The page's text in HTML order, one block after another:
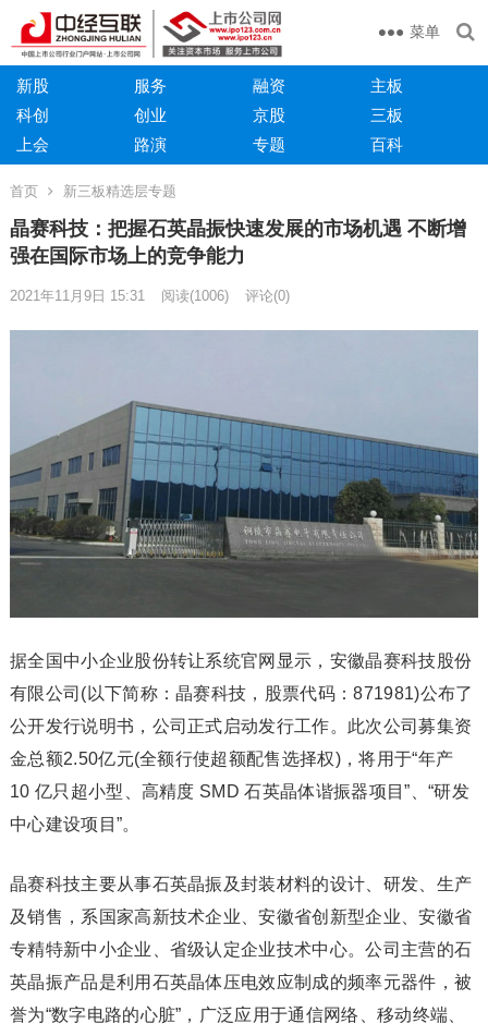
菜单
新股 服务 融资
主板
科创
创业 京股
三板
上会
路演 专题 百科
首页 新三板精选层专题
晶赛科技：把握石英晶振快速发展的市场机遇 不断增
强在国际市场上的竞争能力
2021年11月9日 15:31 阅读(1006) 评论(0)
据全国中小企业股份转让系统官网显示，安徽晶赛科技股份
有限公司(以下简称：晶赛科技，股票代码：871981)公布了
公开发行说明书，公司正式启动发行工作。此次公司募集资
金总额2.50亿元(全额行使超额配售选择权)，将用于“年产
10 亿只超小型、高精度 SMD 石英晶体谐振器项目”、“研发
中心建设项目”。
晶赛科技主要从事石英晶振及封装材料的设计、研发、生产
及销售，系国家高新技术企业、安徽省创新型企业、安徽省
专精特新中小企业、省级认定企业技术中心。公司主营的石
英晶振产品是利用石英晶体压电效应制成的频率元器件，被
誉为“数字电路的心脏”，广泛应用于通信网络、移动终端、